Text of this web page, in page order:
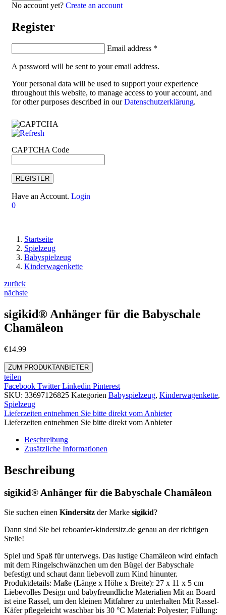
No account yet? Create an account
Register
Email address *
A password will be sent to your email address.
Your personal data will be used to support your experience
throughout this website, to manage access to your account, and
for other purposes described in ourDatenschutzerklärung.
CAPTCHA Code
REGISTER
Have an Account. Login
0
Startseite
Spielzeug
Babyspielzeug
Kinderwagenkette
zurück
nächste
sigikid® Anhänger für die Babyschale
Chamäleon
€14.99
ZUM PRODUKTANBIETER
teilen
Facebook TwitterLinkedin Pinterest
SKU: 33697126825 Kategorien Babyspielzeug, Kinderwagenkette,
Spielzeug
Lieferzeiten entnehmen Sie bitte direkt vom Anbieter
Lieferzeiten entnehmen Sie bitte direkt vom Anbieter
Beschreibung
Zusätzliche Informationen
Beschreibung
sigikid® Anhänger für die Babyschale Chamäleon
Sie suchen einen Kindersitz der Marke sigikid?
Dann sind Sie bei reboarder-kindersitz.de genau an der richtigen
Stelle!
Spiel und Spaß für unterwegs. Das lustige Chamäleon wird einfach
mit dem Ringelschwänzchen um den Bügel der Babyschale
befestigt und schaut dann liebevoll zum Kind hinunter.
Produktdetails: Maße (Länge x Höhe x Breite): 27 x 11 x 5 cm
Liebevolles Design und babyfreundliche Materialien Mit an Board
ist eine Rassel, um den kleinen Mitfahrer zu unterhalten Mit Rassel-
Käfer pflegeleicht waschbar bis 30 °C Material: Polyester; Füllung: